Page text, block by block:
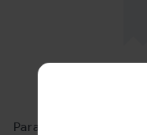
Para ver mais,